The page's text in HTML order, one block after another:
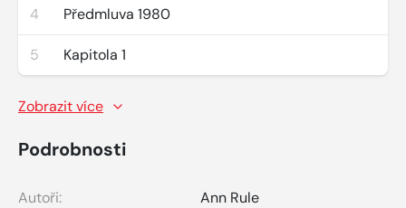
4 Předmluva 1980
5 Kapitola 1
Zobrazit více
Podrobnosti
Autoři:
Ann Rule